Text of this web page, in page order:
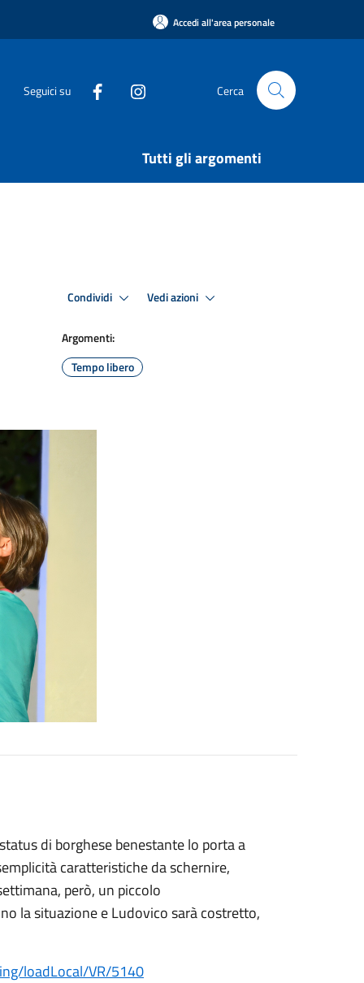
Accedi all'area personale
Seguici su Cerca
Tutti gli argomenti
Condividi Vedi azioni
Argomenti:
Tempo libero
di borghese benestante lo porta a
caratteristiche da schernire,
però, un piccolo
la situazione e Ludovico sarà costretto,
loadLocal/VR/5140